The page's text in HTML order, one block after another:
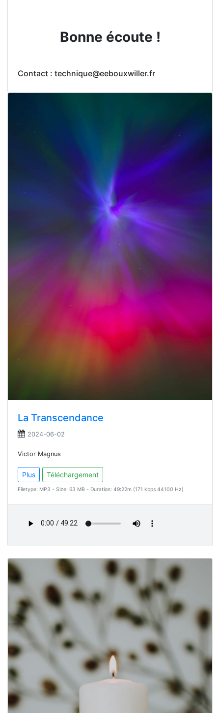
Bonne écoute !
Contact : technique@eebouxwiller.fr
La Transcendance
2024-06-02
Victor Magnus
Plus Téléchargement
Filetype: MP3 - Size: 63 MB - Duration: 49:22m (171 kbps 44100 Hz)